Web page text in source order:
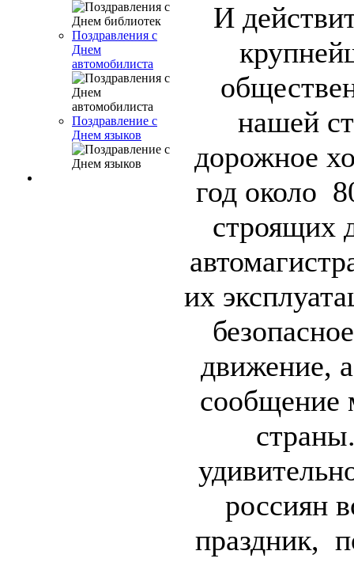
Поздравления с
Днем
автомобилиста
Поздравление с
Днем языков
И
нашей
дорожное
год около
строящих
их
движение,
сообщение
россиян
праздник,